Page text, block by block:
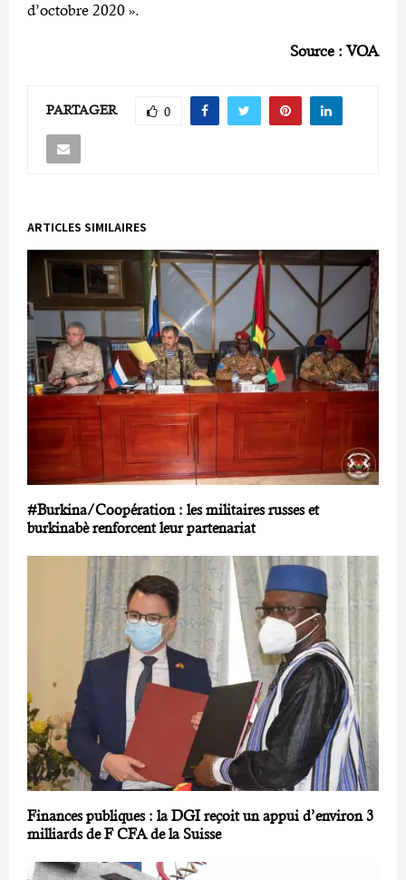
d’octobre 2020 ».
Source : VOA
PARTAGER 0
ARTICLES SIMILAIRES
#Burkina/Coopération : les militaires russes et
burkinabè renforcent leur partenariat
Finances publiques : la DGI reçoit un appui d’environ 3
milliards de F CFA de la Suisse